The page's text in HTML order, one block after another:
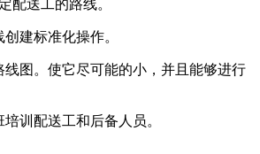
配送工的路线。
建标准化操作。
图。使它尽可能的小，并且能够进行
配送工和后备人员。